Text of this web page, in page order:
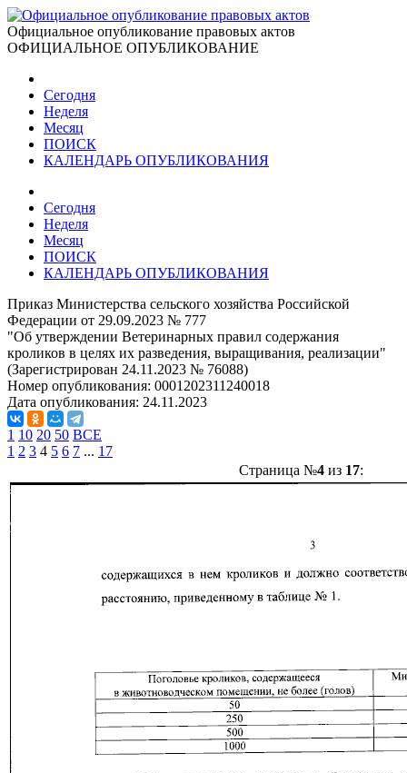
Официальное опубликование правовых актов
ОФИЦИАЛЬНОЕ ОПУБЛИКОВАНИЕ
Сегодня
Неделя
Месяц
ПОИСК
КАЛЕНДАРЬ ОПУБЛИКОВАНИЯ
Сегодня
Неделя
Месяц
ПОИСК
КАЛЕНДАРЬ ОПУБЛИКОВАНИЯ
Приказ Министерства сельского хозяйства Российской
Федерации от 29.09.2023 № 777
"Об утверждении Ветеринарных правил содержания
кроликов в целях их разведения, выращивания, реализации"
(Зарегистрирован 24.11.2023 № 76088)
Номер опубликования: 0001202311240018
Дата опубликования: 24.11.2023
1 10 20 50 ВСЕ
1 2 3 4 5 6 7 ... 17
Страница №4из 17: